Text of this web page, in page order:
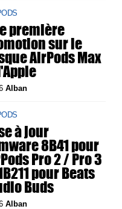
première
sur le
AirPods Max
Alban
à jour
8B41 pour
Pro 2 / Pro 3
pour Beats
Buds
Alban